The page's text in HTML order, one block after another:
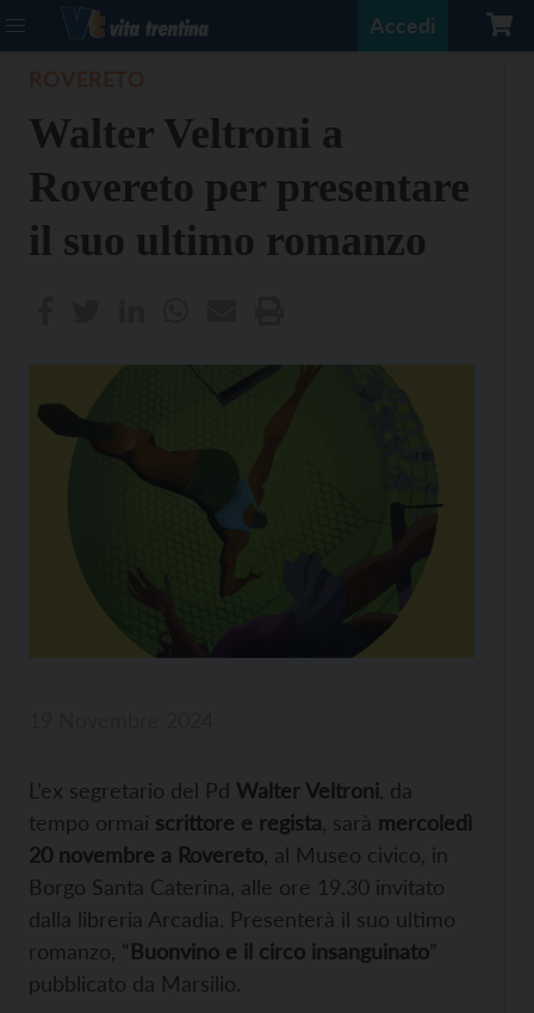
Accedi
Walter Veltroni a
Rovereto per presentare
il suo ultimo romanzo
L’ex segretario del Pd Walter Veltroni , da
tempo ormai scrittore e regista , sarà mercoledì
20 novembre a Rovereto , al Museo civico, in
Borgo Santa Caterina, alle ore 19.30 invitato
dalla libreria Arcadia. Presenterà il suo ultimo
romanzo, “Buonvino e il circo insanguinato”
pubblicato da Marsilio.